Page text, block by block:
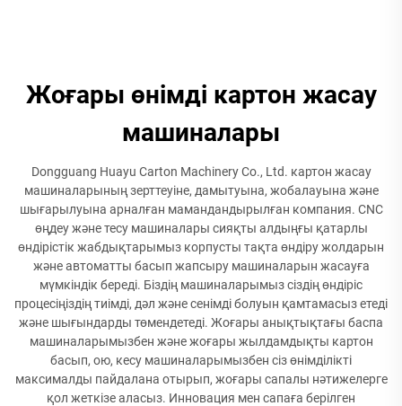
Жоғары өнімді картон жасау
машиналары
Dongguang Huayu Carton Machinery Co., Ltd. картон жасау
машиналарының зерттеуіне, дамытуына, жобалауына және
шығарылуына арналған мамандандырылған компания. CNC
өңдеу және тесу машиналары сияқты алдыңғы қатарлы
өндірістік жабдықтарымыз корпусты тақта өндіру жолдарын
және автоматты басып жапсыру машиналарын жасауға
мүмкіндік береді. Біздің машиналарымыз сіздің өндіріс
процесіңіздің тиімді, дәл және сенімді болуын қамтамасыз етеді
және шығындарды төмендетеді. Жоғары анықтықтағы баспа
машиналарымызбен және жоғары жылдамдықты картон
басып, ою, кесу машиналарымызбен сіз өнімділікті
максималды пайдалана отырып, жоғары сапалы нәтижелерге
қол жеткізе аласыз. Инновация мен сапаға берілген